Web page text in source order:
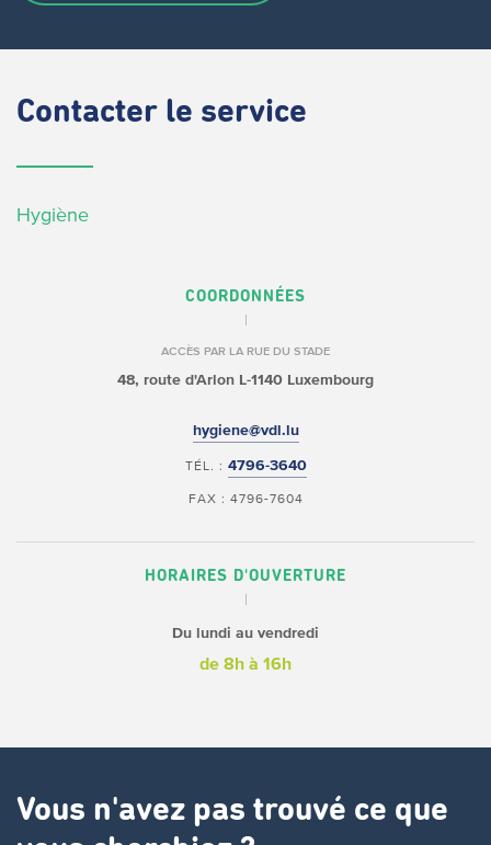
Contacter le service
Hygiène
COORDONNÉES
ACCÈS PAR LA RUE DU STADE
48, route d'Arlon L-1140 Luxembourg
hygiene@vdl.lu
TÉL. : 4796-3640
FAX : 4796-7604
HORAIRES D'OUVERTURE
Du lundi au vendredi
de 8h à 16h
Vous n'avez pas trouvé ce que